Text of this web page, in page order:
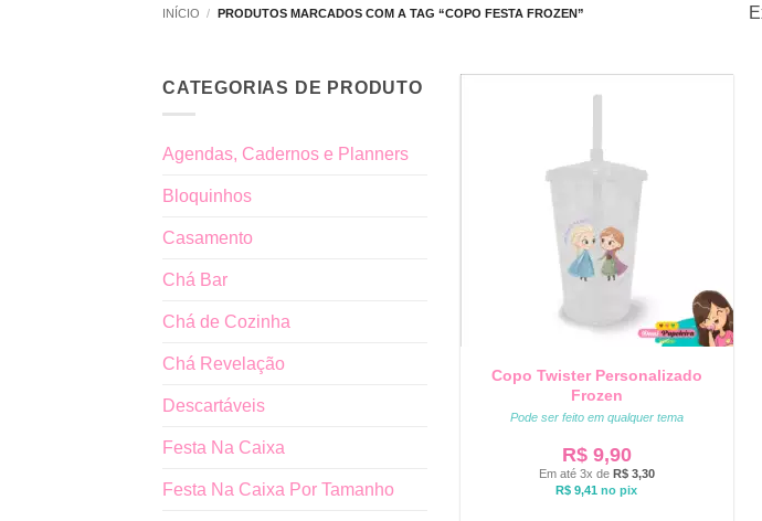
INÍCIO / PRODUTOS MARCADOS COM A TAG “COPO FESTA FROZEN”
CATEGORIAS DE PRODUTO
Agendas, Cadernos e Planners
Bloquinhos
Casamento
Chá Bar
Chá de Cozinha
Chá Revelação
Descartáveis
Festa Na Caixa
Festa Na Caixa Por Tamanho
Copo Twister Personalizado
Frozen
Pode ser feito em qualquer tema
R$9,90
Em até 3x de R$3,30
R$ 9,41 no pix